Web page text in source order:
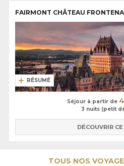
FAIRMONT CHÂTEAU
RÉSUMÉ
Séjour à partir de
3 nuits (petit
DÉCOUVRIR
TOUS NOS